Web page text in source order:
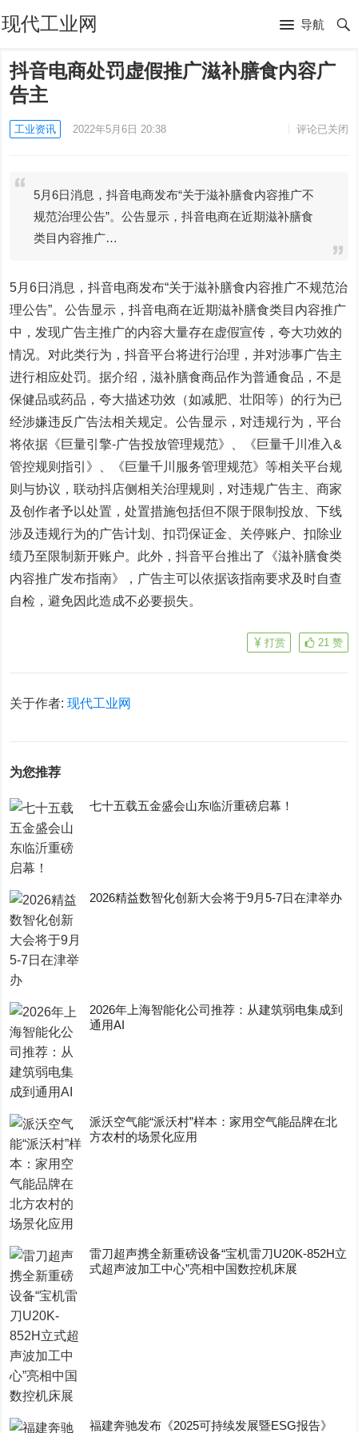
现代工业网 导航
抖音电商处罚虚假推广滋补膳食内容广
告主
工业资讯 2022年5月6日 20:38 评论已关闭
5月6日消息，抖音电商发布“关于滋补膳食内容推广不
规范治理公告”。公告显示，抖音电商在近期滋补膳食
类目内容推广…
5月6日消息，抖音电商发布“关于滋补膳食内容推广不规范治
理公告”。公告显示，抖音电商在近期滋补膳食类目内容推广
中，发现广告主推广的内容大量存在虚假宣传，夸大功效的
情况。对此类行为，抖音平台将进行治理，并对涉事广告主
进行相应处罚。据介绍，滋补膳食商品作为普通食品，不是
保健品或药品，夸大描述功效（如减肥、壮阳等）的行为已
经涉嫌违反广告法相关规定。公告显示，对违规行为，平台
将依据《巨量引擎-广告投放管理规范》、《巨量千川准入&
管控规则指引》、《巨量千川服务管理规范》等相关平台规
则与协议，联动抖店侧相关治理规则，对违规广告主、商家
及创作者予以处置，处置措施包括但不限于限制投放、下线
涉及违规行为的广告计划、扣罚保证金、关停账户、扣除业
绩乃至限制新开账户。此外，抖音平台推出了《滋补膳食类
内容推广发布指南》，广告主可以依据该指南要求及时自查
自检，避免因此造成不必要损失。
21 赞
打赏
关于作者:现代工业网
为您推荐
七十五载五金盛会山东临沂重磅启幕！
2026精益数智化创新大会将于9月5-7日在津举办
2026年上海智能化公司推荐：从建筑弱电集成到
通用AI
派沃空气能“派沃村”样本：家用空气能品牌在北
方农村的场景化应用
雷刀超声携全新重磅设备“宝机雷刀U20K-852H立
式超声波加工中心”亮相中国数控机床展
福建奔驰发布《2025可持续发展暨ESG报告》